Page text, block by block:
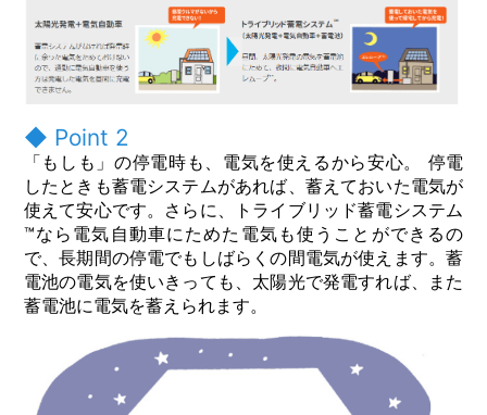
◆ Point 2
「もしも」の停電時も、電気を使えるから安心。 停電
したときも蓄電システムがあれば、蓄えておいた電気が
使えて安心です。さらに、トライブリッド蓄電システム
™なら電気自動車にためた電気も使うことができるの
で、長期間の停電でもしばらくの間電気が使えます。蓄
電池の電気を使いきっても、太陽光で発電すれば、また
蓄電池に電気を蓄えられます。